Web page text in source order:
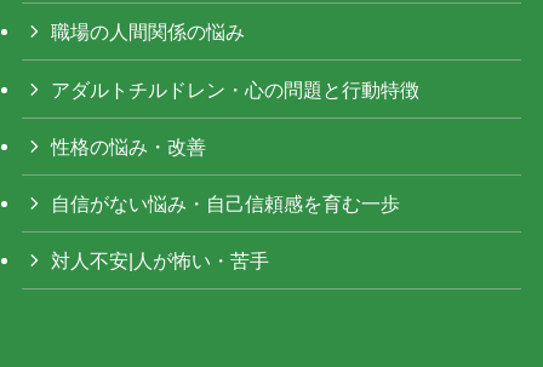
職場の人間関係の悩み
アダルトチルドレン・心の問題と行動特徴
性格の悩み・改善
自信がない悩み・自己信頼感を育む一歩
対人不安|人が怖い・苦手